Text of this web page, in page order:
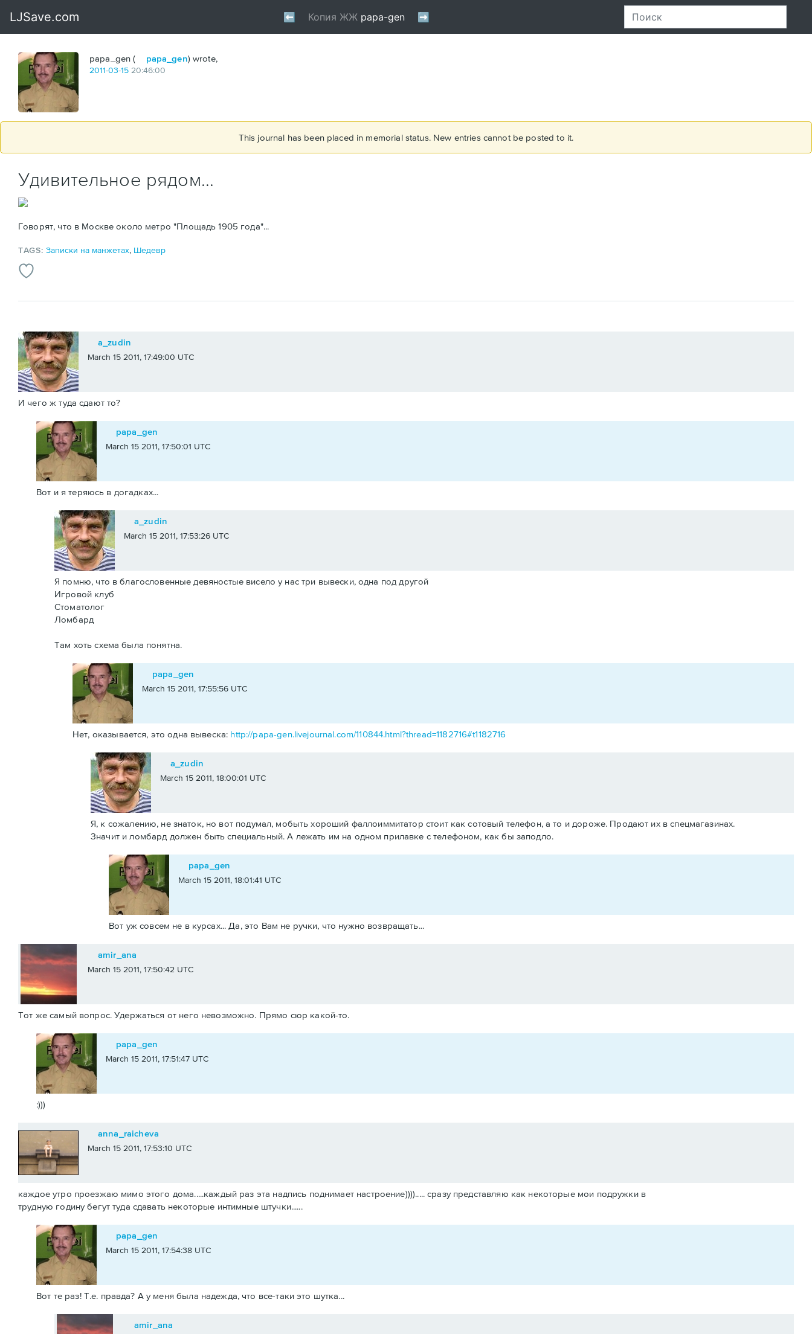
papa_gen ( papa_gen) wrote,
2011-03-15 20:46:00
This journal has been placed in memorial status. New entries cannot be posted to it.
Удивительное рядом...
Говорят, что в Москве около метро "Площадь 1905 года"...
TAGS:Записки на манжетах, Шедевр
a_zudin
March 15 2011, 17:49:00 UTC
И чего ж туда сдают то?
papa_gen
March 15 2011, 17:50:01 UTC
Вот и я теряюсь в догадках...
a_zudin
March 15 2011, 17:53:26 UTC
Я помню, что в благословенные девяностые висело у нас три вывески, одна под другой
Игровой клуб
Стоматолог
Ломбард
Там хоть схема была понятна.
papa_gen
March 15 2011, 17:55:56 UTC
Нет, оказывается, это одна вывеска: http://papa-gen.livejournal.com/110844.html?thread=1182716#t1182716
a_zudin
March 15 2011, 18:00:01 UTC
Я, к сожалению, не знаток, но вот подумал, мобыть хороший фаллоиммитатор стоит как сотовый телефон, а то и дороже. Продают их в спецмагазинах.
Значит и ломбард должен быть специальный. А лежать им на одном прилавке с телефоном, как бы заподло.
papa_gen
March 15 2011, 18:01:41 UTC
Вот уж совсем не в курсах... Да, это Вам не ручки, что нужно возвращать...
amir_ana
March 15 2011, 17:50:42 UTC
Тот же самый вопрос. Удержаться от него невозможно. Прямо сюр какой-то.
papa_gen
March 15 2011, 17:51:47 UTC
:)))
anna_raicheva
March 15 2011, 17:53:10 UTC
каждое утро проезжаю мимо этого дома.....каждый раз эта надпись поднимает настроение))))..... сразу представляю как некоторые мои подружки в
трудную годину бегут туда сдавать некоторые интимные штучки......
papa_gen
March 15 2011, 17:54:38 UTC
Вот те раз! Т.е. правда? А у меня была надежда, что все-таки это шутка...
amir_ana